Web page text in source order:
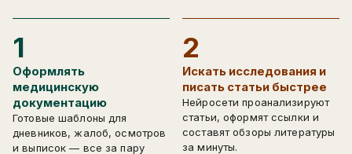
1
Оформлять
медицинскую
документацию
Готовые шаблоны для
дневников, жалоб, осмотров
и выписок — все за пару
2
Искать исследования и
писать статьи быстрее
Нейросети проанализируют
статьи, оформят ссылки и
составят обзоры литературы
за минуты.